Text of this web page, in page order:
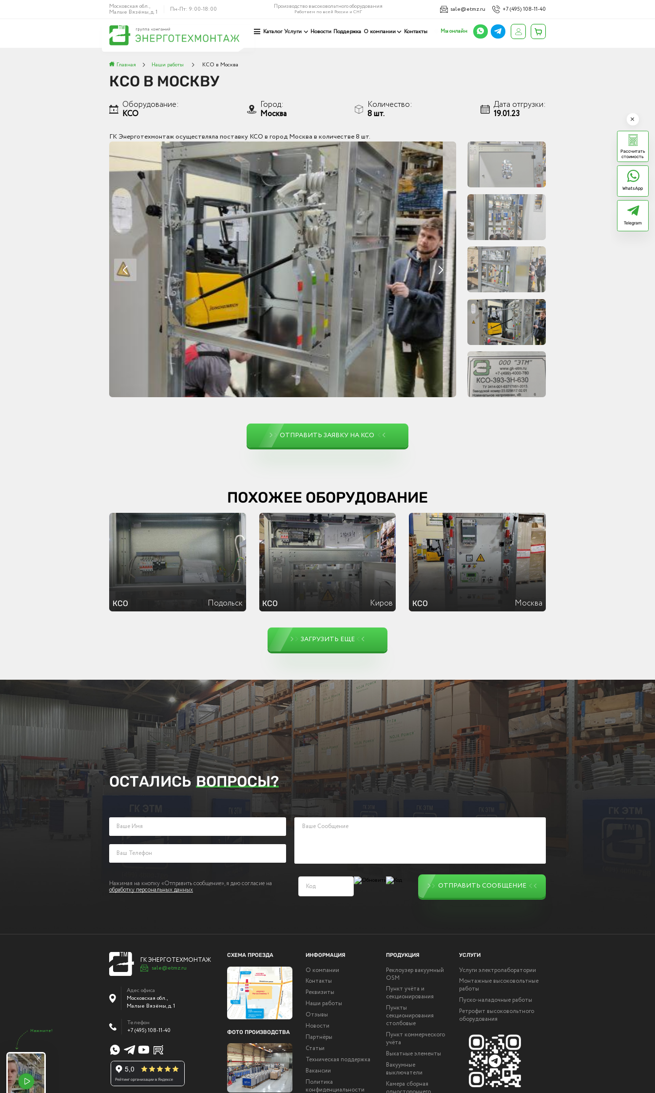
Московская обл.,
Малые Вязёмы, д. 1 Пн-Пт: 9:00-18:00 Производство высоковольтного оборудования
Работаем по всей России и СНГ sale@etmz.ru +7 (495) 108-11-40
Каталог Услуги Новости Поддержка О компании Контакты Мы онлайн
Главная Наши работы КСО в Москва
КСО В МОСКВУ
Оборудование:
КСО
Город:
Москва
Количество:
8 шт.
Дата отгрузки:
19.01.23
ГК Энерготехмонтаж осуществляла поставку КСО в город Москва в количестве 8 шт.
ОТПРАВИТЬ ЗАЯВКУ НА КСО
ПОХОЖЕЕ ОБОРУДОВАНИЕ
КСО Подольск КСО Киров КСО Москва
ЗАГРУЗИТЬ ЕЩЕ
ОСТАЛИСЬ ВОПРОСЫ?
Заполните поля ниже и оставьте заявку. Наш менеджер ответит Вам в кратчайшие сроки.
Нажимая на кнопку «Отправить сообщение», я даю согласие на
обработку персональных данных ОТПРАВИТЬ СООБЩЕНИЕ
ГК ЭНЕРГОТЕХМОНТАЖ
sale@etmz.ru
Адес офиса
Московская обл.,
Малые Вязёмы,д. 1
Телефон
+7 (495) 108-11-40
СХЕМА ПРОЕЗДА
ФОТО ПРОИЗВОДСТВА
ИНФОРМАЦИЯ
О компании
Контакты
Реквизиты
Наши работы
Отзывы
Новости
Партнёры
Статьи
Техническая поддержка
Вакансии
Политика
конфиденциальности
ПРОДУКЦИЯ
Реклоузер вакуумный
OSM
Пункт учёта и
секционирования
Пункты
секционирования
столбовые
Пункт коммерческого
учёта
Выкатные элементы
Вакуумные
выключатели
Камера сборная
УСЛУГИ
Услуги электролаборатории
Монтажные высоковольтные
работы
Пуско-наладочные работы
Ретрофит высоковольтного
оборудования
Нажмите!
Рассчитать
стоимость
WhatsApp
Telegram